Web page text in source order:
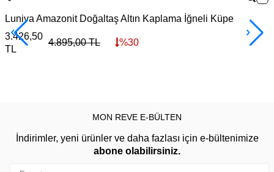
Luniva Amazonit Doğaltaş Altın Kaplama İğneli Küpe
3.426,50
TL
4.895,00TL %30
MON REVE E-BÜLTEN
İndirimler, yeni ürünler ve daha fazlası için e-bültenimize
abone olabilirsiniz.